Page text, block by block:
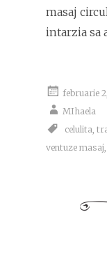
masaj
intarzia sa
februarie
MIhaela
celulita,
ventuze masaj,